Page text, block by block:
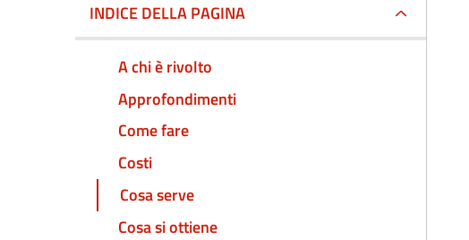
INDICE DELLA PAGINA
A chi è rivolto
Approfondimenti
Come fare
Costi
Cosa serve
Cosa si ottiene